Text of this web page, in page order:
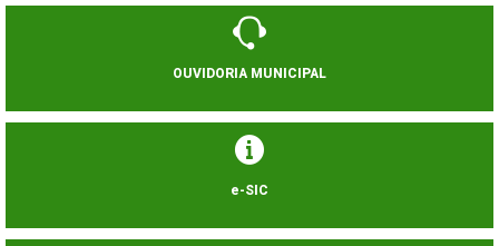
OUVIDORIA MUNICIPAL
e-SIC